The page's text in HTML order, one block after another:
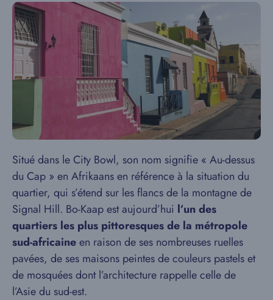
Situé dans le City Bowl, son nom signifie « Au-dessus
du Cap » en Afrikaans en référence à la situation du
quartier, qui s’étend sur les flancs de la montagne de
Signal Hill. Bo-Kaap est aujourd’hui l’un des
quartiers les plus pittoresques de la métropole
sud-africaineen raison de ses nombreuses ruelles
pavées, de ses maisons peintes de couleurs pastels et
de mosquées dont l’architecture rappelle celle de
l’Asie du sud-est.